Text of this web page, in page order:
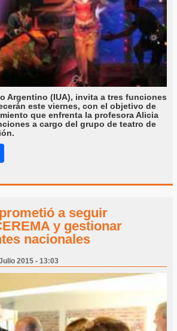
Argentino (IUA), invita a tres funciones
este viernes, con el objetivo de
que enfrenta la profesora Alicia
a cargo del grupo de teatro de
a seguir
y gestionar
nacionales
2015 - 13:03